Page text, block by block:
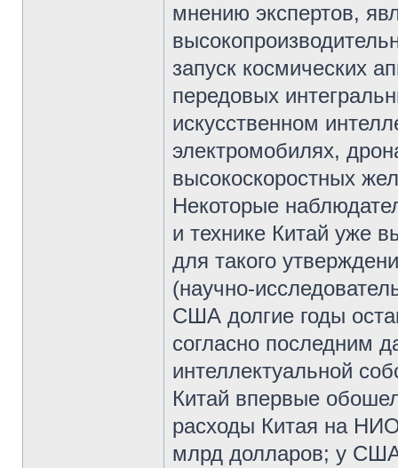
мнению экспертов,
запуск космических
передовых
искусственном
электромобилях,
высокоскоростных
Некоторые
и технике Китай уже
для такого
(научно-
США долгие годы
согласно последним
интеллектуальной
Китай впервые
расходы Китая на
млрд долларов; у США